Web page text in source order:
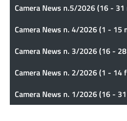
Camera News n.5/2026 (16 - 31
Camera News n. 4/2026 (1 - 15
Camera News n. 3/2026 (16 -
Camera News n. 2/2026 (1 - 14
Camera News n. 1/2026 (16 -